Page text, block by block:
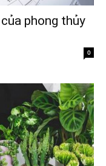
phong thủy
0